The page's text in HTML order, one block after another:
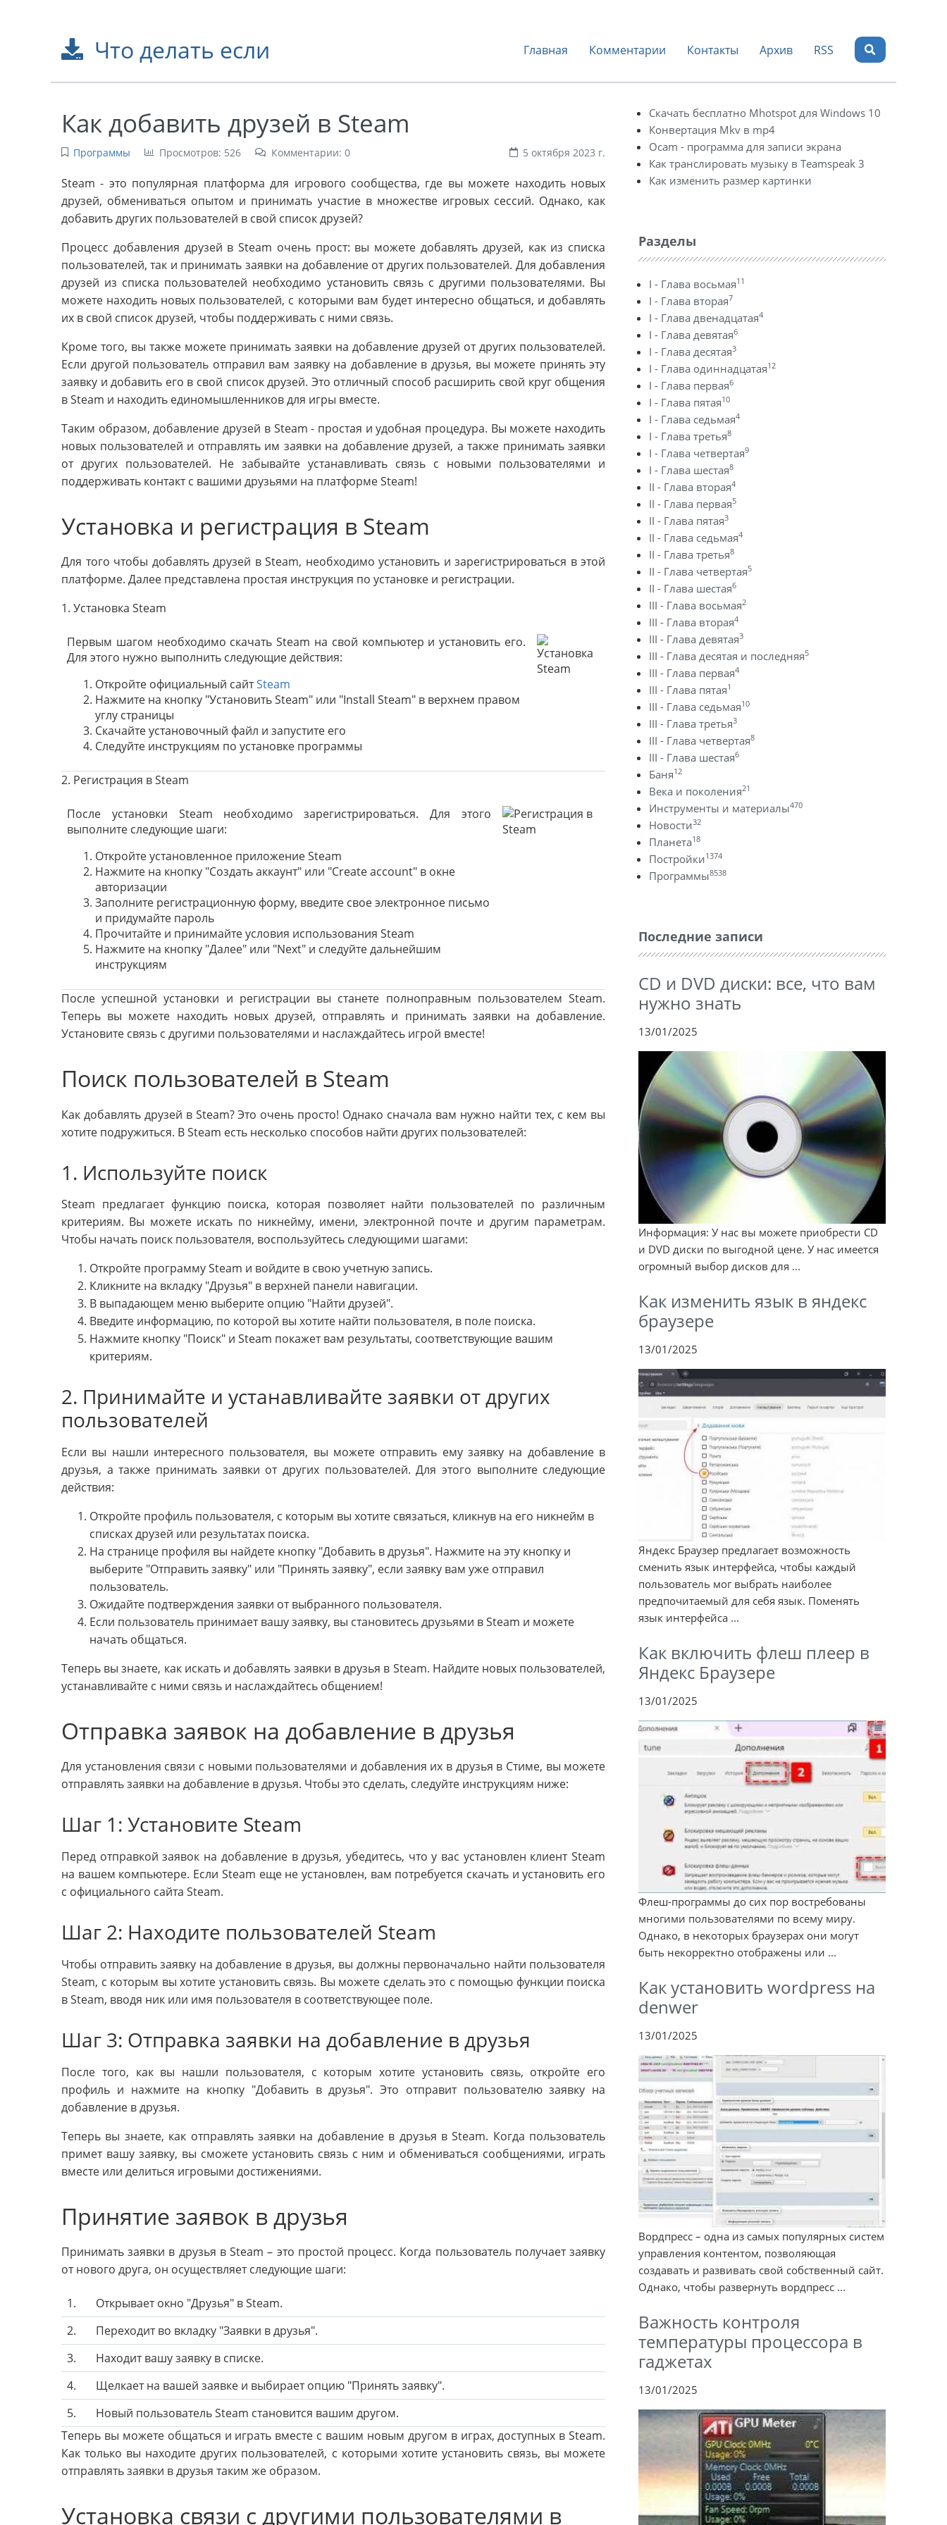
Что делать если Главная Комментарии Контакты Архив RSS
Как добавить друзей в Steam
Программы Просмотров: 526 Комментарии: 0 5 октября 2023 г.
Steam - это популярная платформа для игрового сообщества, где вы можете находить новых
друзей, обмениваться опытом и принимать участие в множестве игровых сессий. Однако, как
добавить других пользователей в свой список друзей?
Процесс добавления друзей в Steam очень прост: вы можете добавлять друзей, как из списка
пользователей, так и принимать заявки на добавление от других пользователей. Для добавления
друзей из списка пользователей необходимо установить связь с другими пользователями. Вы
можете находить новых пользователей, с которыми вам будет интересно общаться, и добавлять
их в свой список друзей, чтобы поддерживать с ними связь.
Кроме того, вы также можете принимать заявки на добавление друзей от других пользователей.
Если другой пользователь отправил вам заявку на добавление в друзья, вы можете принять эту
заявку и добавить его в свой список друзей. Это отличный способ расширить свой круг общения
в Steam и находить единомышленников для игры вместе.
Таким образом, добавление друзей в Steam - простая и удобная процедура. Вы можете находить
новых пользователей и отправлять им заявки на добавление друзей, а также принимать заявки
от других пользователей. Не забывайте устанавливать связь с новыми пользователями и
поддерживать контакт с вашими друзьями на платформе Steam!
Установка и регистрация в Steam
Для того чтобы добавлять друзей в Steam, необходимо установить и зарегистрироваться в этой
платформе. Далее представлена простая инструкция по установке и регистрации.
1. Установка Steam
Первым шагом необходимо скачать Steam на свой компьютер и установить его.
Для этого нужно выполнить следующие действия:
Откройте официальный сайтSteam
Нажмите на кнопку "Установить Steam" или "Install Steam" в верхнем правом
углу страницы
Скачайте установочный файл и запустите его
Следуйте инструкциям по установке программы
2. Регистрация в Steam
После установки Steam необходимо зарегистрироваться. Для этого
выполните следующие шаги:
Откройте установленное приложение Steam
Нажмите на кнопку "Создать аккаунт" или "Create account" в окне
авторизации
Заполните регистрационную форму, введите свое электронное письмо
и придумайте пароль
Прочитайте и принимайте условия использования Steam
Нажмите на кнопку "Далее" или "Next" и следуйте дальнейшим
инструкциям
После успешной установки и регистрации вы станете полноправным пользователем Steam.
Теперь вы можете находить новых друзей, отправлять и принимать заявки на добавление.
Установите связь с другими пользователями и наслаждайтесь игрой вместе!
Поиск пользователей в Steam
Как добавлять друзей в Steam? Это очень просто! Однако сначала вам нужно найти тех, с кем вы
хотите подружиться. В Steam есть несколько способов найти других пользователей:
1. Используйте поиск
Steam предлагает функцию поиска, которая позволяет найти пользователей по различным
критериям. Вы можете искать по никнейму, имени, электронной почте и другим параметрам.
Чтобы начать поиск пользователя, воспользуйтесь следующими шагами:
Откройте программу Steam и войдите в свою учетную запись.
Кликните на вкладку "Друзья" в верхней панели навигации.
В выпадающем меню выберите опцию "Найти друзей".
Введите информацию, по которой вы хотите найти пользователя, в поле поиска.
Нажмите кнопку "Поиск" и Steam покажет вам результаты, соответствующие вашим
критериям.
2. Принимайте и устанавливайте заявки от других
пользователей
Если вы нашли интересного пользователя, вы можете отправить ему заявку на добавление в
друзья, а также принимать заявки от других пользователей. Для этого выполните следующие
действия:
Откройте профиль пользователя, с которым вы хотите связаться, кликнув на его никнейм в
списках друзей или результатах поиска.
На странице профиля вы найдете кнопку "Добавить в друзья". Нажмите на эту кнопку и
выберите "Отправить заявку" или "Принять заявку", если заявку вам уже отправил
пользователь.
Ожидайте подтверждения заявки от выбранного пользователя.
Если пользователь принимает вашу заявку, вы становитесь друзьями в Steam и можете
начать общаться.
Теперь вы знаете, как искать и добавлять заявки в друзья в Steam. Найдите новых пользователей,
устанавливайте с ними связь и наслаждайтесь общением!
Отправка заявок на добавление в друзья
Для установления связи с новыми пользователями и добавления их в друзья в Стиме, вы можете
отправлять заявки на добавление в друзья. Чтобы это сделать, следуйте инструкциям ниже:
Шаг 1: Установите Steam
Перед отправкой заявок на добавление в друзья, убедитесь, что у вас установлен клиент Steam
на вашем компьютере. Если Steam еще не установлен, вам потребуется скачать и установить его
с официального сайта Steam.
Шаг 2: Находите пользователей Steam
Чтобы отправить заявку на добавление в друзья, вы должны первоначально найти пользователя
Steam, с которым вы хотите установить связь. Вы можете сделать это с помощью функции поиска
в Steam, вводя ник или имя пользователя в соответствующее поле.
Шаг 3: Отправка заявки на добавление в друзья
После того, как вы нашли пользователя, с которым хотите установить связь, откройте его
профиль и нажмите на кнопку "Добавить в друзья". Это отправит пользователю заявку на
добавление в друзья.
Теперь вы знаете, как отправлять заявки на добавление в друзья в Steam. Когда пользователь
примет вашу заявку, вы сможете установить связь с ним и обмениваться сообщениями, играть
вместе или делиться игровыми достижениями.
Принятие заявок в друзья
Принимать заявки в друзья в Steam – это простой процесс. Когда пользователь получает заявку
от нового друга, он осуществляет следующие шаги:
1.
Открывает окно "Друзья" в Steam.
2.
Переходит во вкладку "Заявки в друзья".
3.
Находит вашу заявку в списке.
4.
Щелкает на вашей заявке и выбирает опцию "Принять заявку".
5.
Новый пользователь Steam становится вашим другом.
Теперь вы можете общаться и играть вместе с вашим новым другом в играх, доступных в Steam.
Как только вы находите других пользователей, с которыми хотите установить связь, вы можете
отправлять заявки в друзья таким же образом.
Установка связи с другими пользователями в
Скачать бесплатно Mhotspot для Windows 10
Конвертация Mkv в mp4
Ocam - программа для записи экрана
Как транслировать музыку в Teamspeak 3
Как изменить размер картинки
Разделы
I - Глава восьмая11
I - Глава вторая7
I - Глава двенадцатая4
I - Глава девятая6
I - Глава десятая3
I - Глава одиннадцатая12
I - Глава первая6
I - Глава пятая10
I - Глава седьмая4
I - Глава третья8
I - Глава четвертая9
I - Глава шестая8
II - Глава вторая4
II - Глава первая5
II - Глава пятая3
II - Глава седьмая4
II - Глава третья8
II - Глава четвертая5
II - Глава шестая6
III - Глава восьмая2
III - Глава вторая4
III - Глава девятая3
III - Глава десятая и последняя5
III - Глава первая4
III - Глава пятая1
III - Глава седьмая10
III - Глава третья3
III - Глава четвертая8
III - Глава шестая6
Баня12
Века и поколения21
Инструменты и материалы470
Новости32
Планета18
Постройки1374
Программы8538
Последние записи
CD и DVD диски: все, что вам
нужно знать
13/01/2025
Информация: У нас вы можете приобрести CD
и DVD диски по выгодной цене. У нас имеется
огромный выбор дисков для ...
Как изменить язык в яндекс
браузере
13/01/2025
Яндекс Браузер предлагает возможность
сменить язык интерфейса, чтобы каждый
пользователь мог выбрать наиболее
предпочитаемый для себя язык. Поменять
язык интерфейса ...
Как включить флеш плеер в
Яндекс Браузере
13/01/2025
Флеш-программы до сих пор востребованы
многими пользователями по всему миру.
Однако, в некоторых браузерах они могут
быть некорректно отображены или ...
Как установить wordpress на
denwer
13/01/2025
Вордпресс – одна из самых популярных систем
управления контентом, позволяющая
создавать и развивать свой собственный сайт.
Однако, чтобы развернуть вордпресс ...
Важность контроля
температуры процессора в
гаджетах
13/01/2025